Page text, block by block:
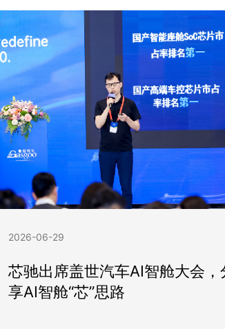
2026-06-29
芯驰出席盖世汽车AI智舱大会，
享AI智舱“芯”思路